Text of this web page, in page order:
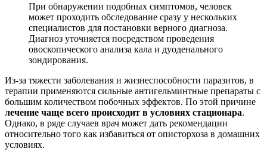
При обнаружении подобных симптомов, человек
может проходить обследование сразу у нескольких
специалистов для постановки верного диагноза.
Диагноз уточняется посредством проведения
овоскопического анализа кала и дуоденального
зондирования.
Из-за тяжести заболевания и жизнеспособности паразитов, в
терапии применяются сильные антигельминтные препараты с
большим количеством побочных эффектов. По этой причине
лечение чаще всего происходит в условиях стационара.
Однако, в ряде случаев врач может дать рекомендации
относительно того как избавиться от описторхоза в домашних
условиях.